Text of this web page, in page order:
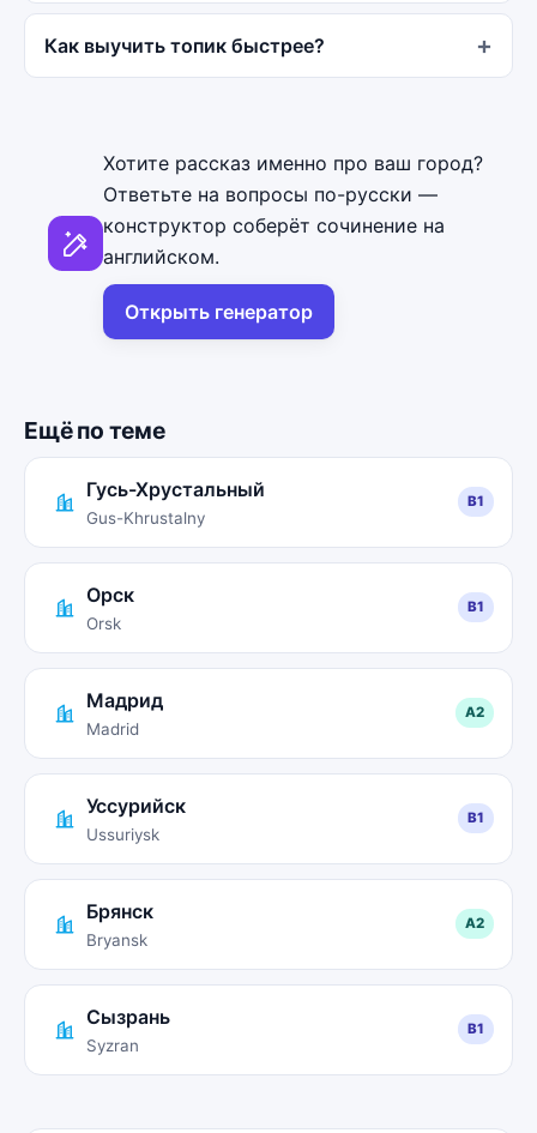
Как выучить топик быстрее?
Хотите рассказ именно про ваш город?
Ответьте на вопросы по-русски —
конструктор соберёт сочинение на
английском.
Открыть генератор
Ещё по теме
Гусь-Хрустальный
Gus-Khrustalny
B1
Орск
Orsk
B1
Мадрид
Madrid
A2
Уссурийск
Ussuriysk
B1
Брянск
Bryansk
A2
Сызрань
Syzran
B1